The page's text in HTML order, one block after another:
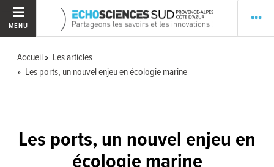
MENU
Accueil
Les articles
Les ports, un nouvel enjeu en écologie marine
Les ports, un nouvel enjeu en